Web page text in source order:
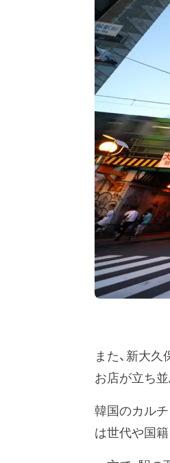
また、新大
お店が立ち
韓国のカル
は世代や国